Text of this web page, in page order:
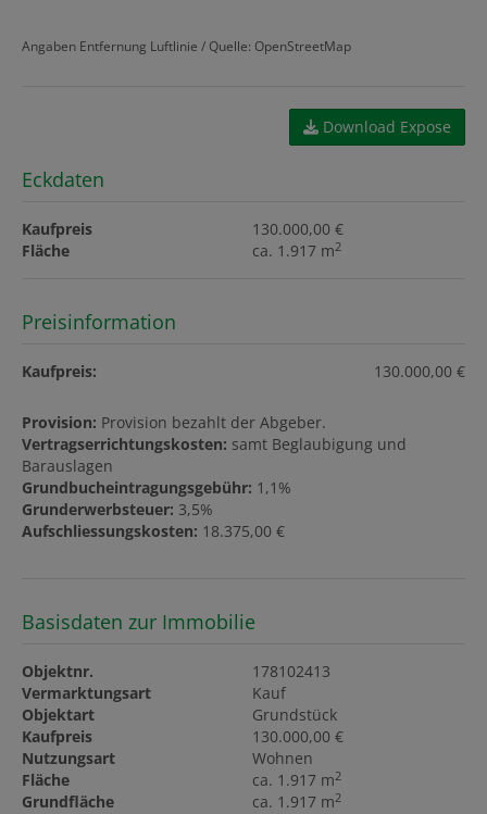
Angaben Entfernung Luftlinie / Quelle: OpenStreetMap
Download Expose
Eckdaten
Kaufpreis
130.000,00 €
Fläche
ca. 1.917 m2
Preisinformation
Kaufpreis: 130.000,00 €
Provision: Provision bezahlt der Abgeber.
Vertragserrichtungskosten: samt Beglaubigung und
Barauslagen
Grundbucheintragungsgebühr: 1,1%
Grunderwerbsteuer: 3,5%
Aufschliessungskosten: 18.375,00 €
Basisdaten zur Immobilie
Objektnr.
178102413
Vermarktungsart
Kauf
Objektart
Grundstück
Kaufpreis
130.000,00 €
Nutzungsart
Wohnen
Fläche
ca. 1.917 m2
Grundfläche ca. 1.917 m2